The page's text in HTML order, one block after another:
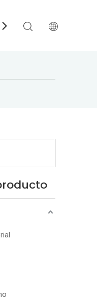
Preguntas más